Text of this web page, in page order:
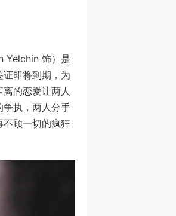
Yelchin 饰）是
即将到期，为
的恋爱让两人
争执，两人分手
顾一切的疯狂